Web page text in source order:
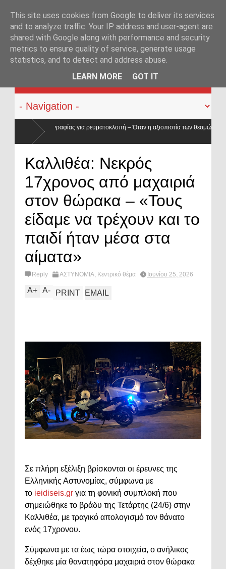
KATEHACKER
ρευματοκλοπή – Όταν η αξιοπιστία των θεσμών
Συνελήφθη στην
Καλλιθέα: Νεκρός
17χρονος από μαχαιριά
στον θώρακα – «Τους
είδαμε να τρέχουν και το
παιδί ήταν μέσα στα
αίματα»
Reply ΑΣΤΥΝΟΜΙΑ, Κεντρικό θέμα Ιουνίου 25, 2026
A+ A- PRINT EMAIL
Σε πλήρη εξέλιξη βρίσκονται οι έρευνες της
Ελληνικής Αστυνομίας, σύμφωνα με
το ieidiseis.gr για τη φονική συμπλοκή που
σημειώθηκε το βράδυ της Τετάρτης (24/6) στην
Καλλιθέα, με τραγικό απολογισμό τον θάνατο
ενός 17χρονου.
Σύμφωνα με τα έως τώρα στοιχεία, ο ανήλικος
δέχθηκε μία θανατηφόρα μαχαιριά στον θώρακα
This site uses cookies from Google to deliver its services
and to analyze traffic. Your IP address and user-agent are
shared with Google along with performance and security
metrics to ensure quality of service, generate usage
statistics, and to detect and address abuse.
LEARN MORE
GOT IT